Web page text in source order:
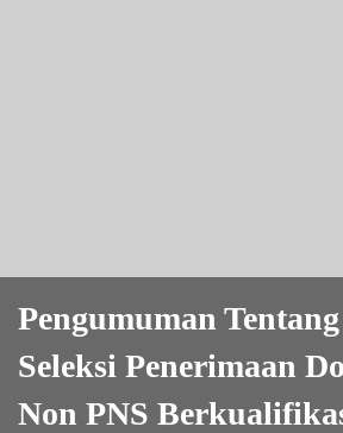
Pengumuman
Seleksi Penerimaan
Non PNS